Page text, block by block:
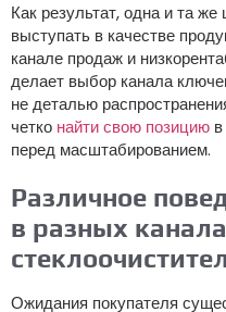
Как результат, одна и та
выступать в качестве
канале продаж и
делает выбор канала
не деталью
четко найти свою позицию
перед масштабированием.
Различное
в разных
Ожидания покупателя